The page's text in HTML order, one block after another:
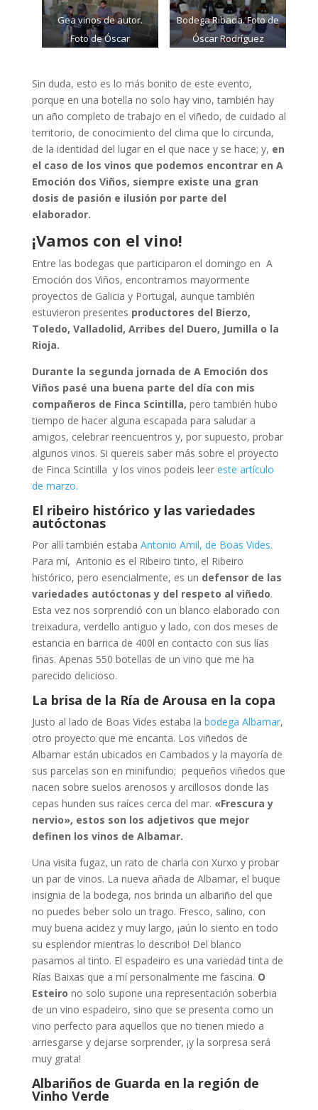
Gea vinos de autor.
Foto de Óscar
Bodega Ribada. Foto de
Óscar Rodríguez
Sin duda, esto es lo más bonito de este evento,
porque en una botella no solo hay vino, también hay
un año completo de trabajo en el viñedo, de cuidado al
territorio, de conocimiento del clima que lo circunda,
de la identidad del lugar en el que nace y se hace; y, en
el caso de los vinos que podemos encontrar en A
Emoción dos Viños, siempre existe una gran
dosis de pasión e ilusión por parte del
elaborador.
¡Vamos con el vino!
Entre las bodegas que participaron el domingo en A
Emoción dos Viños, encontramos mayormente
proyectos de Galicia y Portugal, aunque también
estuvieron presentes productores del Bierzo,
Toledo, Valladolid, Arribes del Duero, Jumilla o la
Rioja.
Durante la segunda jornada de A Emoción dos
Viños pasé una buena parte del día con mis
compañeros de Finca Scintilla, pero también hubo
tiempo de hacer alguna escapada para saludar a
amigos, celebrar reencuentros y, por supuesto, probar
algunos vinos. Si quereis saber más sobre el proyecto
de Finca Scintilla y los vinos podeis leer este artículo
de marzo.
El ribeiro histórico y las variedades
autóctonas
Por allí también estaba Antonio Amil, de Boas Vides.
Para mí, Antonio es el Ribeiro tinto, el Ribeiro
histórico, pero esencialmente, es un defensor de las
variedades autóctonas y del respeto al viñedo.
Esta vez nos sorprendió con un blanco elaborado con
treixadura, verdello antiguo y lado, con dos meses de
estancia en barrica de 400l en contacto con sus lías
finas. Apenas 550 botellas de un vino que me ha
parecido delicioso.
La brisa de la Ría de Arousa en la copa
Justo al lado de Boas Vides estaba la bodega Albamar,
otro proyecto que me encanta. Los viñedos de
Albamar están ubicados en Cambados y la mayoría de
sus parcelas son en minifundio; pequeños viñedos que
nacen sobre suelos arenosos y arcillosos donde las
cepas hunden sus raíces cerca del mar. «Frescura y
nervio», estos son los adjetivos que mejor
definen los vinos de Albamar.
Una visita fugaz, un rato de charla con Xurxo y probar
un par de vinos. La nueva añada de Albamar, el buque
insignia de la bodega, nos brinda un albariño del que
no puedes beber solo un trago. Fresco, salino, con
muy buena acidez y muy largo, ¡aún lo siento en todo
su esplendor mientras lo describo! Del blanco
pasamos al tinto. El espadeiro es una variedad tinta de
Rías Baixas que a mí personalmente me fascina. O
Esteiro no solo supone una representación soberbia
de un vino espadeiro, sino que se presenta como un
vino perfecto para aquellos que no tienen miedo a
arriesgarse y dejarse sorprender, ¡y la sorpresa será
muy grata!
Albariños de Guarda en la región de
Vinho Verde